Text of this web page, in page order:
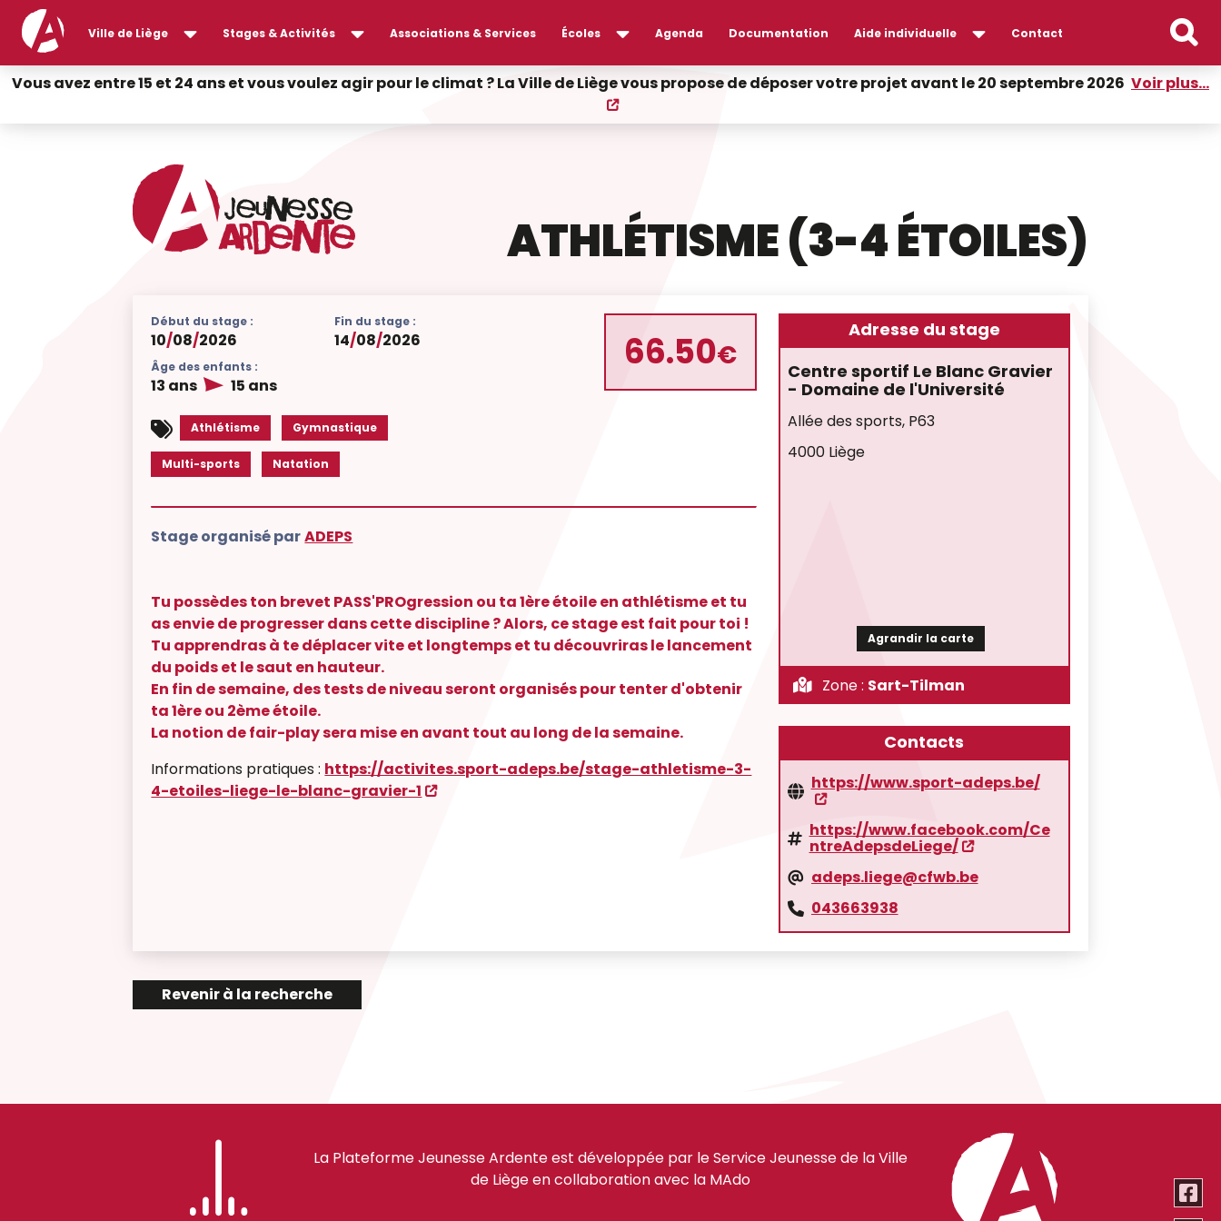
Ville de Liège Stages & Activités Associations & Services Écoles Agenda Documentation Aide individuelle Contact
Vous avez entre 15 et 24 ans et vous voulez agir pour le climat ? La Ville de Liège vous propose de déposer votre projet avant le 20 septembre 2026 Voir plus...
ATHLÉTISME (3-4 ÉTOILES)
Début du stage :
10/08/2026
Fin du stage :
14/08/2026
Âge des enfants :
13 ans 15 ans
Athlétisme Gymnastique
Multi-sports Natation
66.50€
Stage organisé parADEPS
Tu possèdes ton brevet PASS'PROgression ou ta 1ère étoile en athlétisme et tu
as envie de progresser dans cette discipline ? Alors, ce stage est fait pour toi !
Tu apprendras à te déplacer vite et longtemps et tu découvriras le lancement
du poids et le saut en hauteur.
En fin de semaine, des tests de niveau seront organisés pour tenter d'obtenir
ta 1ère ou 2ème étoile.
La notion de fair-play sera mise en avant tout au long de la semaine.
Informations pratiques : https://activites.sport-adeps.be/stage-athletisme-3-
4-etoiles-liege-le-blanc-gravier-1
Adresse du stage
Centre sportif Le Blanc Gravier
- Domaine de l'Université
Allée des sports, P63
4000 Liège
Agrandir la carte
Zone : Sart-Tilman
Contacts
https://www.sport-adeps.be/
https://www.facebook.com/Ce
ntreAdepsdeLiege/
adeps.liege@cfwb.be
043663938
Revenir à la recherche
La Plateforme Jeunesse Ardente est développée par le Service Jeunesse de la Ville
de Liège en collaboration avec la MAdo